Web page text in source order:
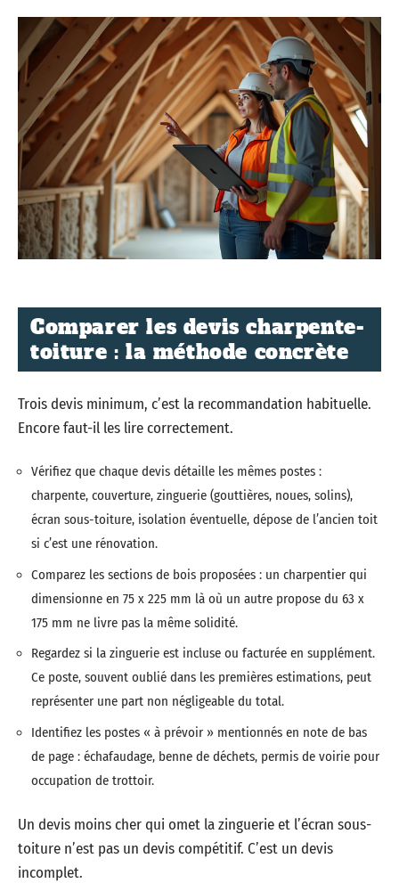
Comparer les devis charpente-
toiture : la méthode concrète
Trois devis minimum, c’est la recommandation habituelle.
Encore faut-il les lire correctement.
Vérifiez que chaque devis détaille les mêmes postes :
charpente, couverture, zinguerie (gouttières, noues, solins),
écran sous-toiture, isolation éventuelle, dépose de l’ancien toit
si c’est une rénovation.
Comparez les sections de bois proposées : un charpentier qui
dimensionne en 75 x 225 mm là où un autre propose du 63 x
175 mm ne livre pas la même solidité.
Regardez si la zinguerie est incluse ou facturée en supplément.
Ce poste, souvent oublié dans les premières estimations, peut
représenter une part non négligeable du total.
Identifiez les postes « à prévoir » mentionnés en note de bas
de page : échafaudage, benne de déchets, permis de voirie pour
occupation de trottoir.
Un devis moins cher qui omet la zinguerie et l’écran sous-
toiture n’est pas un devis compétitif. C’est un devis
incomplet.